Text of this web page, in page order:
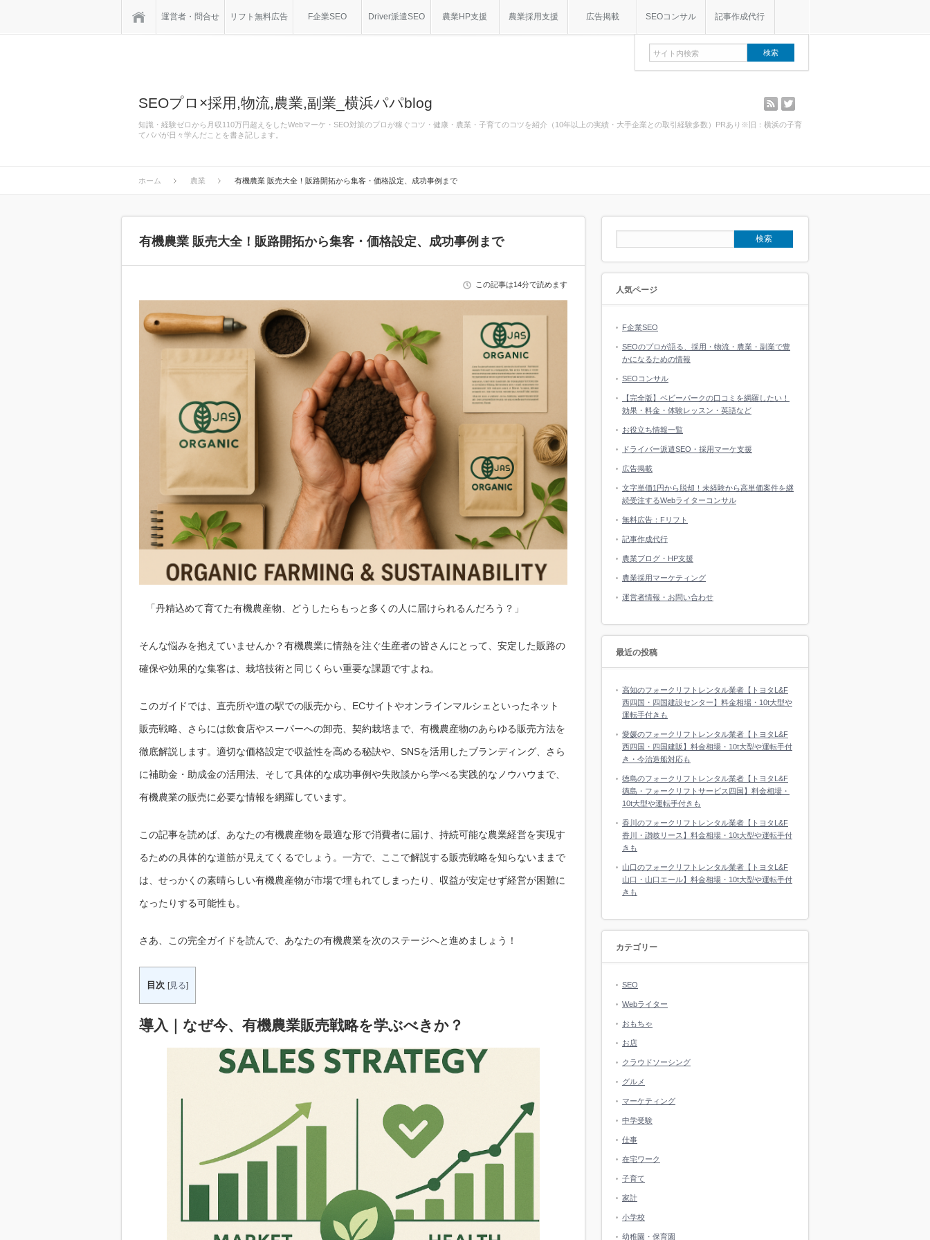
運営者・問合せ リフト無料広告 F企業SEO Driver派遣SEO 農業HP支援 農業採用支援 広告掲載 SEOコンサル 記事作成代行
SEOプロ×採用,物流,農業,副業_横浜パパblog
知識・経験ゼロから月収110万円超えをしたWebマーケ・SEO対策のプロが稼ぐコツ・健康・農業・子育てのコツを紹介（10年以上の実績・大手企業との取引経験多数）PRあり※旧：横浜の子育
てパパが日々学んだことを書き記します。
rss
ホーム 農業 有機農業 販売大全！販路開拓から集客・価格設定、成功事例まで
有機農業 販売大全！販路開拓から集客・価格設定、成功事例まで
この記事は14分で読めます
「丹精込めて育てた有機農産物、どうしたらもっと多くの人に届けられるんだろう？」
そんな悩みを抱えていませんか？有機農業に情熱を注ぐ生産者の皆さんにとって、安定した販路の
確保や効果的な集客は、栽培技術と同じくらい重要な課題ですよね。
このガイドでは、直売所や道の駅での販売から、ECサイトやオンラインマルシェといったネット
販売戦略、さらには飲食店やスーパーへの卸売、契約栽培まで、有機農産物のあらゆる販売方法を
徹底解説します。適切な価格設定で収益性を高める秘訣や、SNSを活用したブランディング、さら
に補助金・助成金の活用法、そして具体的な成功事例や失敗談から学べる実践的なノウハウまで、
有機農業の販売に必要な情報を網羅しています。
この記事を読めば、あなたの有機農産物を最適な形で消費者に届け、持続可能な農業経営を実現す
るための具体的な道筋が見えてくるでしょう。一方で、ここで解説する販売戦略を知らないままで
は、せっかくの素晴らしい有機農産物が市場で埋もれてしまったり、収益が安定せず経営が困難に
なったりする可能性も。
さあ、この完全ガイドを読んで、あなたの有機農業を次のステージへと進めましょう！
目次 [見る]
導入｜なぜ今、有機農業販売戦略を学ぶべきか？
人気ページ
F企業SEO
SEOのプロが語る、採用・物流・農業・副業で豊
かになるための情報
SEOコンサル
【完全版】ベビーパークの口コミを網羅したい！
効果・料金・体験レッスン・英語など
お役立ち情報一覧
ドライバー派遣SEO・採用マーケ支援
広告掲載
文字単価1円から脱却！未経験から高単価案件を継
続受注するWebライターコンサル
無料広告：Fリフト
記事作成代行
農業ブログ・HP支援
農業採用マーケティング
運営者情報・お問い合わせ
最近の投稿
高知のフォークリフトレンタル業者【トヨタL&F
西四国・四国建設センター】料金相場・10t大型や
運転手付きも
愛媛のフォークリフトレンタル業者【トヨタL&F
西四国・四国建販】料金相場・10t大型や運転手付
き・今治造船対応も
徳島のフォークリフトレンタル業者【トヨタL&F
徳島・フォークリフトサービス四国】料金相場・
10t大型や運転手付きも
香川のフォークリフトレンタル業者【トヨタL&F
香川・讃岐リース】料金相場・10t大型や運転手付
きも
山口のフォークリフトレンタル業者【トヨタL&F
山口・山口エール】料金相場・10t大型や運転手付
きも
カテゴリー
SEO
Webライター
おもちゃ
お店
クラウドソーシング
グルメ
マーケティング
中学受験
仕事
在宅ワーク
子育て
家計
小学校
幼稚園・保育園